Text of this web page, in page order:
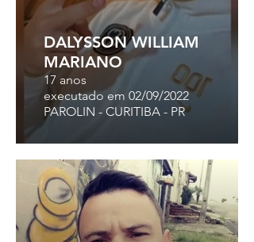
DALYSSON WILLIAM
MARIANO
17 anos
executado em 02/09/2022
PAROLIN - CURITIBA - PR